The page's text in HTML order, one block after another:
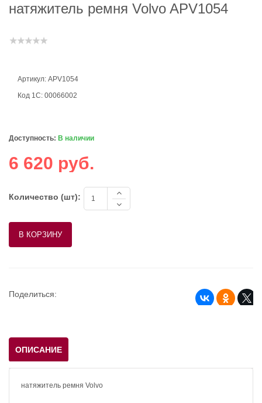
натяжитель ремня Volvo APV1054
Артикул: APV1054
Код 1С: 00066002
Доступность: В наличии
6 620 руб.
Количество (шт):
Поделиться:
ОПИСАНИЕ
натяжитель ремня Volvo